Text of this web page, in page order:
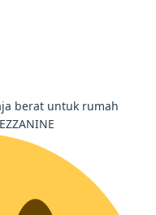
berat untuk rumah